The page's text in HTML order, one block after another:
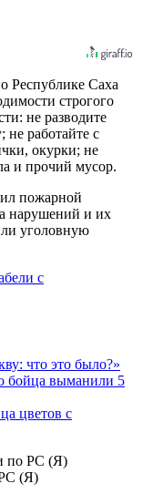
Саха
строгого
не разводите
не работайте с
окурки; не
и прочий мусор.
пожарной
нарушений и их
уголовную
с
что это было?»
бойца выманили 5
цветов с
по РС (Я)
(Я)